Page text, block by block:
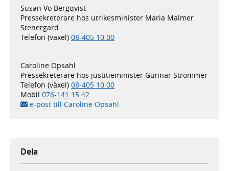
Susan Vo Bergqvist
Pressekreterare hos utrikesminister Maria Malmer
Stenergard
Telefon (växel) 08-405 10 00
Caroline Opsahl
Pressekreterare hos justitieminister Gunnar Strömmer
Telefon (växel) 08-405 10 00
Mobil 076-141 15 42
e-post till Caroline Opsahl
Dela